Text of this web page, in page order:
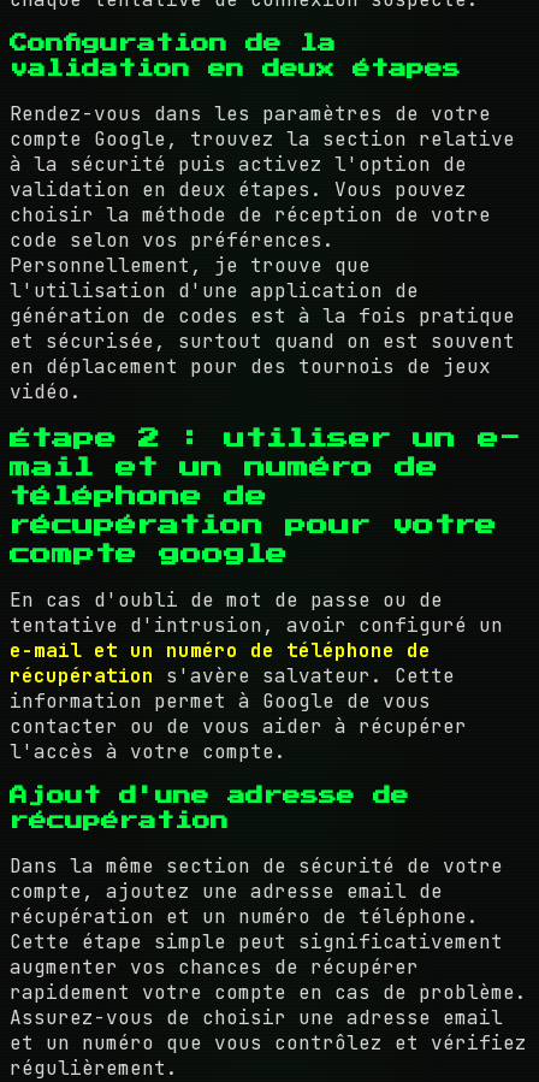
Configuration de la
validation en deux étapes
Rendez-vous dans les paramètres de votre
compte Google, trouvez la section relative
à la sécurité puis activez l'option de
validation en deux étapes. Vous pouvez
choisir la méthode de réception de votre
code selon vos préférences.
Personnellement, je trouve que
l'utilisation d'une application de
génération de codes est à la fois pratique
et sécurisée, surtout quand on est souvent
en déplacement pour des tournois de jeux
vidéo.
Étape 2 : utiliser un e-
mail et un numéro de
téléphone de
récupération pour votre
compte google
En cas d'oubli de mot de passe ou de
tentative d'intrusion, avoir configuré un
e-mail et un numéro de téléphone de
récupération s'avère salvateur. Cette
information permet à Google de vous
contacter ou de vous aider à récupérer
l'accès à votre compte.
Ajout d'une adresse de
récupération
Dans la même section de sécurité de votre
compte, ajoutez une adresse email de
récupération et un numéro de téléphone.
Cette étape simple peut significativement
augmenter vos chances de récupérer
rapidement votre compte en cas de problème.
Assurez-vous de choisir une adresse email
et un numéro que vous contrôlez et vérifiez
régulièrement.